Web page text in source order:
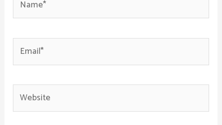
Website